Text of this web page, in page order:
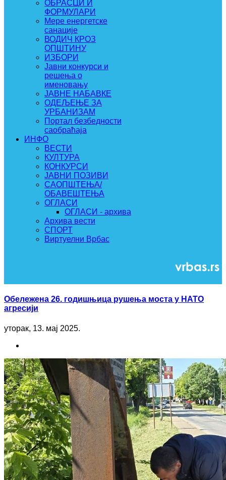
ОБРАСЦИ И
ФОРМУЛАРИ
Мере енергетске
санације
ВОДИЧ КРОЗ
ОПШТИНУ
ИЗБОРИ
Јавни конкурси и
решења о
именовању
ЈАВНЕ НАБАВКЕ
ОДЕЉЕЊЕ ЗА
УРБАНИЗАМ
Портал безбедности
саобраћаја
ИНФО
ВЕСТИ
КУЛТУРА
КОНКУРСИ
ЈАВНИ ПОЗИВИ
САОПШТЕЊА/
ОБАВЕШТЕЊА
ОГЛАСИ
ОГЛАСИ - архива
Архива вести
СПОРТ
Виртуелни Врбас
Обележена 26. годишњица рушења моста у НАТО
агресији
уторак, 13. мај 2025.